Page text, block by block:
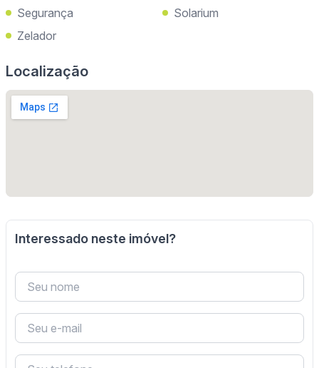
Segurança
Solarium
Zelador
Localização
Interessado neste imóvel?